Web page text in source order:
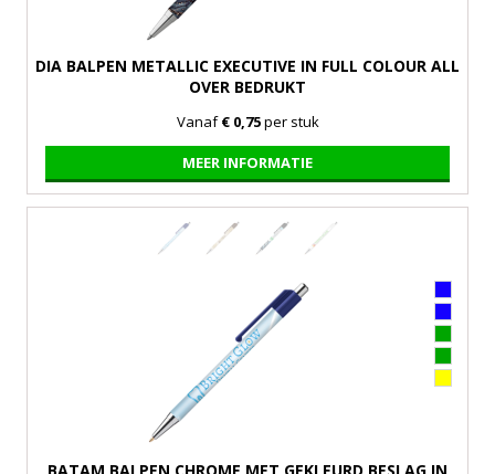
DIA BALPEN METALLIC EXECUTIVE IN FULL COLOUR ALL
OVER BEDRUKT
Vanaf€ 0,75per stuk
MEER INFORMATIE